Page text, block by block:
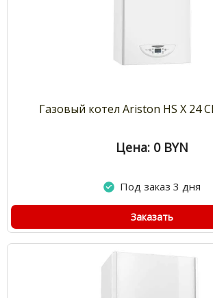
Газовый котел Ariston HS X 24
Цена: 0 BYN
Под заказ 3 дня
Заказать